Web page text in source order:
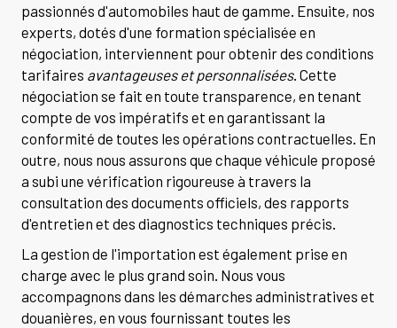
passionnés d'automobiles haut de gamme. Ensuite, nos
experts, dotés d'une formation spécialisée en
négociation, interviennent pour obtenir des conditions
tarifaires avantageuses et personnalisées. Cette
négociation se fait en toute transparence, en tenant
compte de vos impératifs et en garantissant la
conformité de toutes les opérations contractuelles. En
outre, nous nous assurons que chaque véhicule proposé
a subi une vérification rigoureuse à travers la
consultation des documents officiels, des rapports
d'entretien et des diagnostics techniques précis.
La gestion de l'importation est également prise en
charge avec le plus grand soin. Nous vous
accompagnons dans les démarches administratives et
douanières, en vous fournissant toutes les